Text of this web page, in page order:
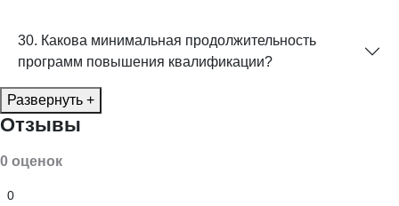
30. Какова минимальная продолжительность
программ повышения квалификации?
Развернуть +
Отзывы
0 оценок
0